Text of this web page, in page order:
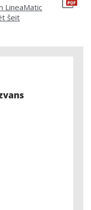
LineaMatic
šeit